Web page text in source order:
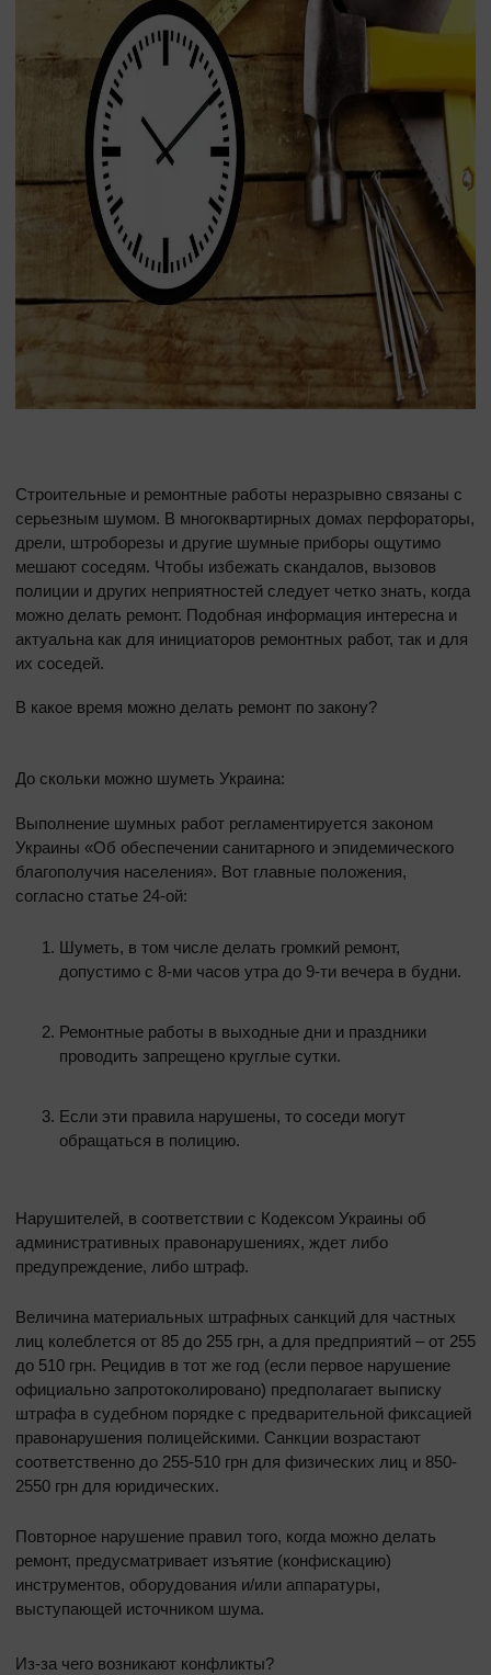
Окна в области
По назначению
Декор
Пластиковые окна
Ламинация окон
Строительные и ремонтные работы неразрывно связаны с
серьезным шумом. В многоквартирных домах перфораторы,
дрели, штроборезы и другие шумные приборы ощутимо
мешают соседям. Чтобы избежать скандалов, вызовов
полиции и других неприятностей следует четко знать, когда
можно делать ремонт. Подобная информация интересна и
актуальна как для инициаторов ремонтных работ, так и для
их соседей.
В какое время можно делать ремонт по закону?
До скольки можно шуметь Украина:
Выполнение шумных работ регламентируется законом
Украины «Об обеспечении санитарного и эпидемического
благополучия населения». Вот главные положения,
согласно статье 24-ой:
Шуметь, в том числе делать громкий ремонт,
допустимо с 8-ми часов утра до 9-ти вечера в будни.
Ремонтные работы в выходные дни и праздники
проводить запрещено круглые сутки.
Если эти правила нарушены, то соседи могут
обращаться в полицию.
Нарушителей, в соответствии с Кодексом Украины об
административных правонарушениях, ждет либо
предупреждение, либо штраф.
Величина материальных штрафных санкций для частных
лиц колеблется от 85 до 255 грн, а для предприятий – от 255
до 510 грн. Рецидив в тот же год (если первое нарушение
официально запротоколировано) предполагает выписку
штрафа в судебном порядке с предварительной фиксацией
правонарушения полицейскими. Санкции возрастают
соответственно до 255-510 грн для физических лиц и 850-
2550 грн для юридических.
Повторное нарушение правил того, когда можно делать
ремонт, предусматривает изъятие (конфискацию)
инструментов, оборудования и/или аппаратуры,
выступающей источником шума.
Из-за чего возникают конфликты?